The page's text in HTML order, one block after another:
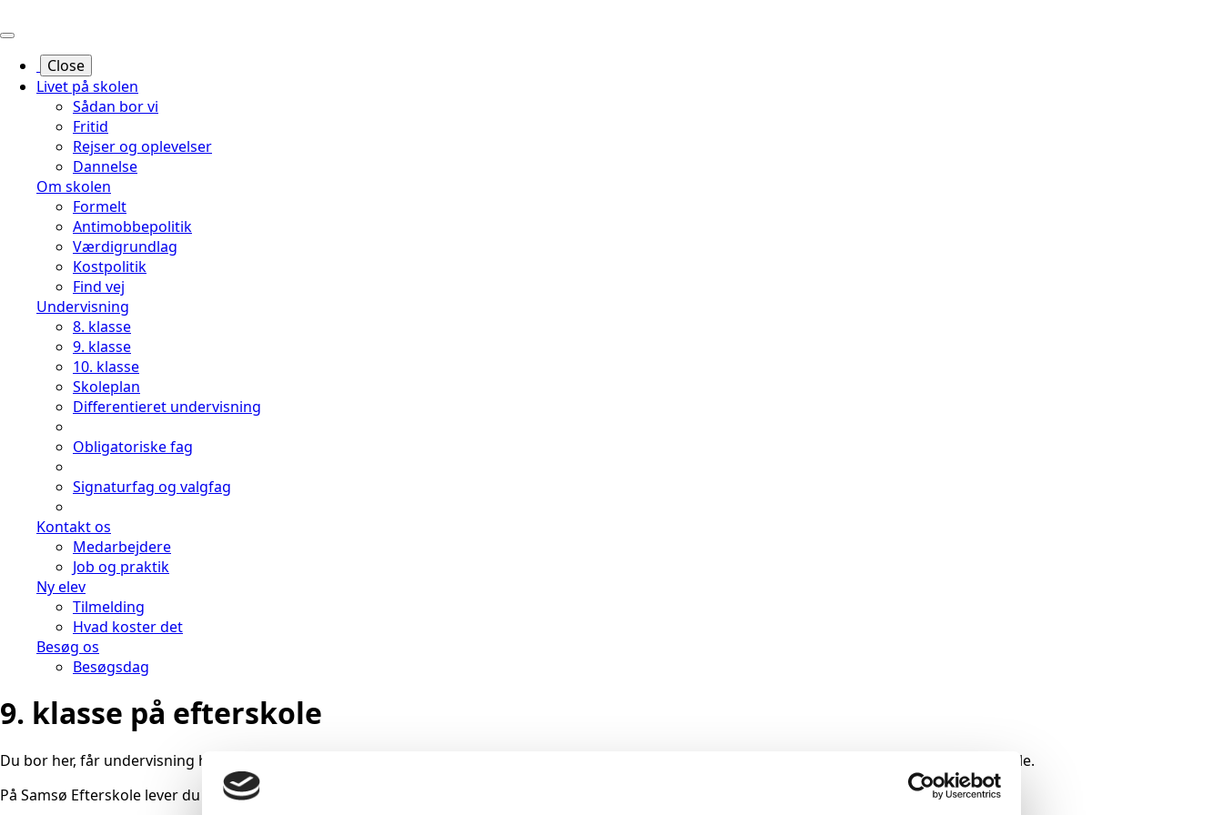
til
sidens
indhold
Close
Livet på skolen
Sådan bor vi
Fritid
Rejser og oplevelser
Dannelse
Om skolen
Formelt
Antimobbepolitik
Værdigrundlag
Kostpolitik
Find vej
Undervisning
8. klasse
9. klasse
10. klasse
Skoleplan
Differentieret undervisning
Obligatoriske fag
Signaturfag og valgfag
Kontakt os
Medarbejdere
Job og praktik
Ny elev
Tilmelding
Hvad koster det
Besøg os
Besøgsdag
9. klasse på efterskole
Du bor her, får undervisning her, spiser her og får nye venner, som deler efterskoleoplevelsen med dig. Gør 9. klasse til et unikt år i dit liv på efterskole.
På Samsø Efterskole lever du på skolen. I 11 måneder har du hele din hverdag her med alt hvad det indebærer.